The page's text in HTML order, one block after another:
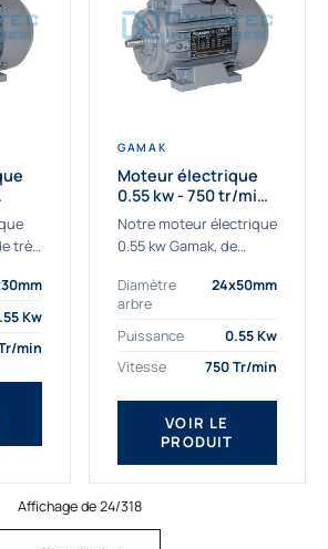
-
très
Kw
min
GAMAK
Moteur électrique
0.55 kw - 750 tr/min -
230/400V - IE2
Notre moteur électrique
0.55 kw Gamak, de
adapté à toutes les
applications. Nous
déterminons,
fournissons
des moteurs
asynchrones depuis
Diamètre
arbre
24x50mm
Puissance
0.55 Kw
Vitesse
750 Tr/min
VOIR LE
PRODUIT
Affichage de 24/318